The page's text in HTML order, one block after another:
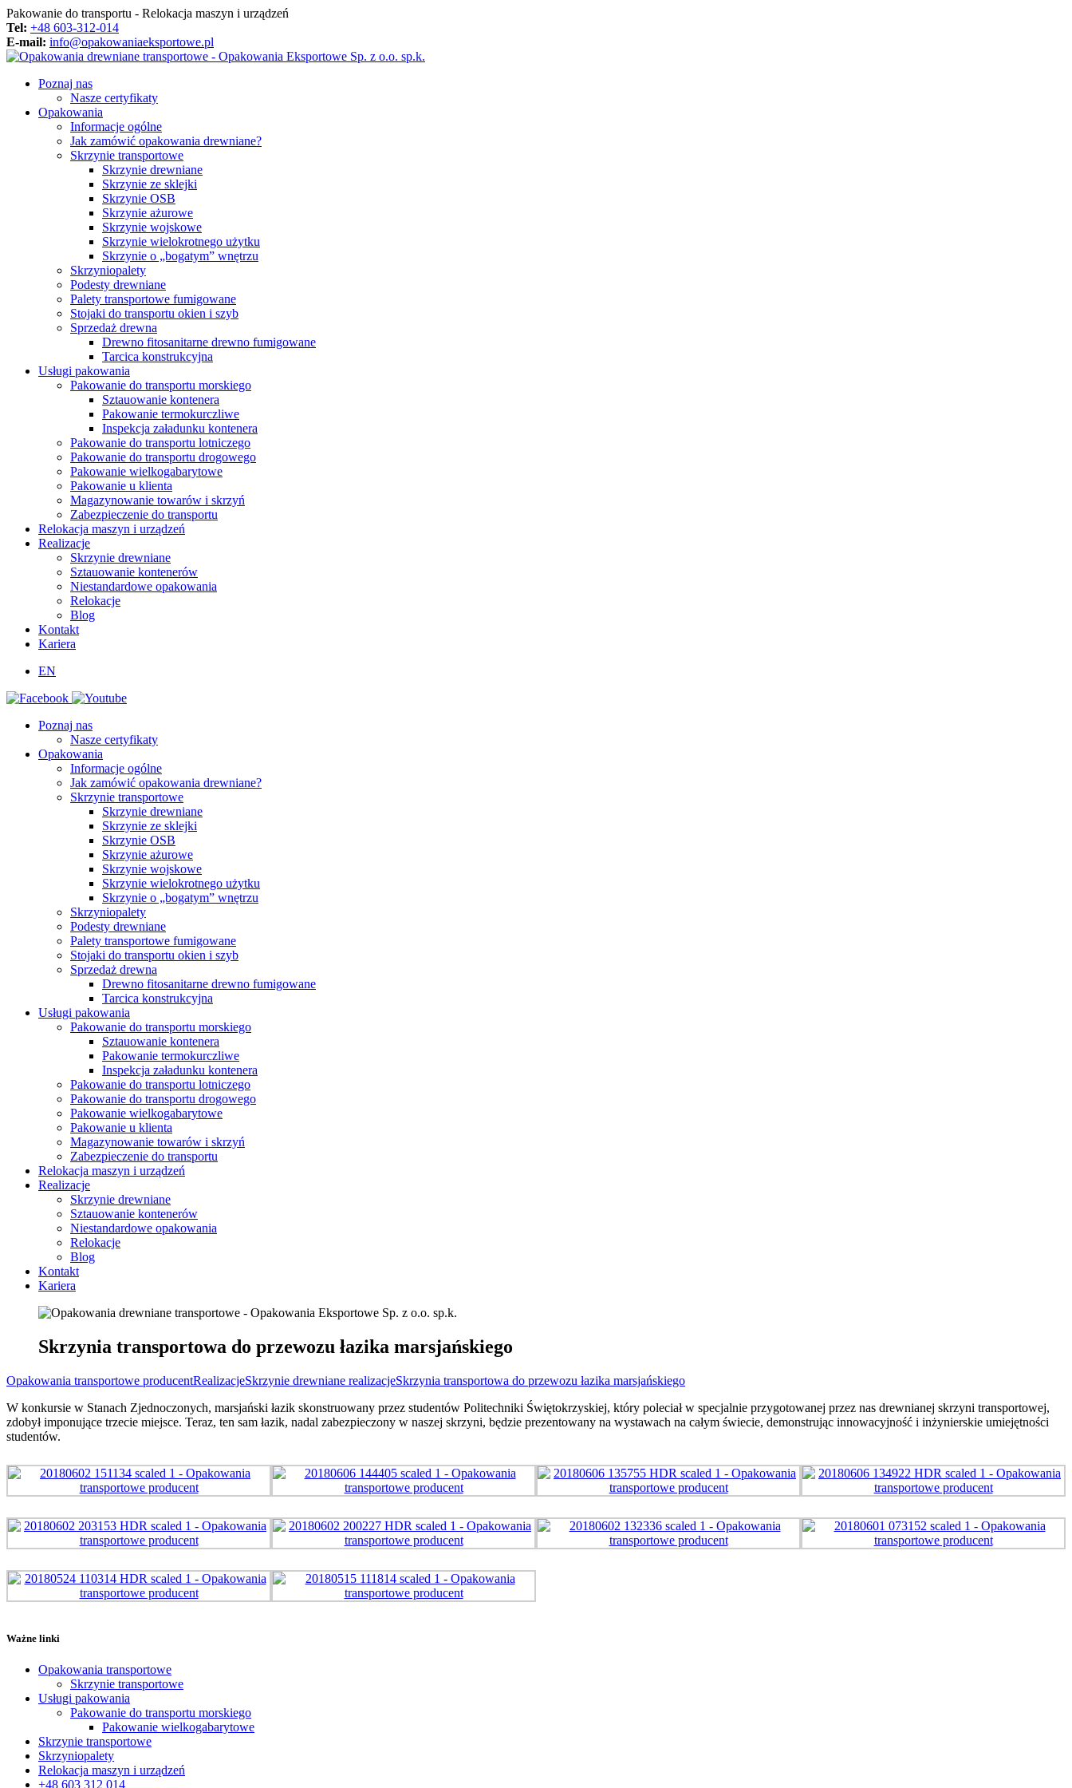
Pakowanie do transportu - Relokacja maszyn i urządzeń
Tel: +48 603-312-014
E-mail: info@opakowaniaeksportowe.pl
Poznaj nas
Nasze certyfikaty
Opakowania
Informacje ogólne
Jak zamówić opakowania drewniane?
Skrzynie transportowe
Skrzynie drewniane
Skrzynie ze sklejki
Skrzynie OSB
Skrzynie ażurowe
Skrzynie wojskowe
Skrzynie wielokrotnego użytku
Skrzynie o „bogatym” wnętrzu
Skrzyniopalety
Podesty drewniane
Palety transportowe fumigowane
Stojaki do transportu okien i szyb
Sprzedaż drewna
Drewno fitosanitarne drewno fumigowane
Tarcica konstrukcyjna
Usługi pakowania
Pakowanie do transportu morskiego
Sztauowanie kontenera
Pakowanie termokurczliwe
Inspekcja załadunku kontenera
Pakowanie do transportu lotniczego
Pakowanie do transportu drogowego
Pakowanie wielkogabarytowe
Pakowanie u klienta
Magazynowanie towarów i skrzyń
Zabezpieczenie do transportu
Relokacja maszyn i urządzeń
Realizacje
Skrzynie drewniane
Sztauowanie kontenerów
Niestandardowe opakowania
Relokacje
Blog
Kontakt
Kariera
EN
Poznaj nas
Nasze certyfikaty
Opakowania
Informacje ogólne
Jak zamówić opakowania drewniane?
Skrzynie transportowe
Skrzynie drewniane
Skrzynie ze sklejki
Skrzynie OSB
Skrzynie ażurowe
Skrzynie wojskowe
Skrzynie wielokrotnego użytku
Skrzynie o „bogatym” wnętrzu
Skrzyniopalety
Podesty drewniane
Palety transportowe fumigowane
Stojaki do transportu okien i szyb
Sprzedaż drewna
Drewno fitosanitarne drewno fumigowane
Tarcica konstrukcyjna
Usługi pakowania
Pakowanie do transportu morskiego
Sztauowanie kontenera
Pakowanie termokurczliwe
Inspekcja załadunku kontenera
Pakowanie do transportu lotniczego
Pakowanie do transportu drogowego
Pakowanie wielkogabarytowe
Pakowanie u klienta
Magazynowanie towarów i skrzyń
Zabezpieczenie do transportu
Relokacja maszyn i urządzeń
Realizacje
Skrzynie drewniane
Sztauowanie kontenerów
Niestandardowe opakowania
Relokacje
Blog
Kontakt
Kariera
Skrzynia transportowa do przewozu łazika marsjańskiego
Opakowania transportowe producentRealizacjeSkrzynie drewniane realizacjeSkrzynia transportowa do przewozu łazika marsjańskiego
W konkursie w Stanach Zjednoczonych, marsjański łazik skonstruowany przez studentów Politechniki Świętokrzyskiej, który poleciał w specjalnie przygotowanej przez nas drewnianej skrzyni transportowej,
zdobył imponujące trzecie miejsce. Teraz, ten sam łazik, nadal zabezpieczony w naszej skrzyni, będzie prezentowany na wystawach na całym świecie, demonstrując innowacyjność i inżynierskie umiejętności
studentów.
Ważne linki
Opakowania transportowe
Skrzynie transportowe
Usługi pakowania
Pakowanie do transportu morskiego
Pakowanie wielkogabarytowe
Skrzynie transportowe
Skrzyniopalety
Relokacja maszyn i urządzeń
+48 603 312 014